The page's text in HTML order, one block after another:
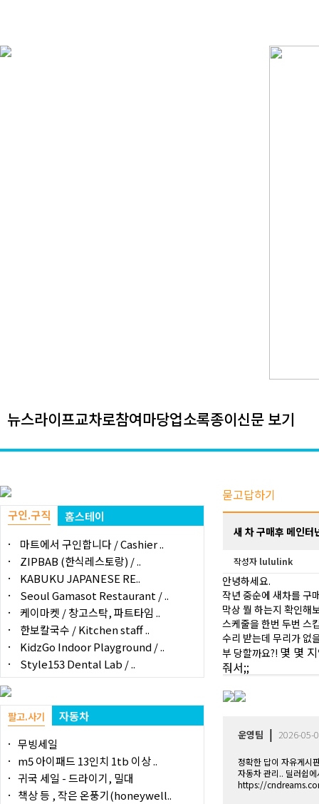
뉴스라이프교차로참여마당업소록종이신문 보기
구인.구직
홈스테이
마트에서 구인합니다 / Cashier ..
ZIPBAB (한식레스토랑) / ..
KABUKU JAPANESE RE..
Seoul Gamasot Restaurant / ..
케이마켓 / 창고스탁, 파트타임 ..
한보칼국수 / Kitchen staff ..
KidzGo Indoor Playground / ..
Style153 Dental Lab / ..
팔고.사기
자동차
무빙세일
m5 아이패드 13인치 1tb 이상 ..
귀국 세일 - 드라이기, 밀대
책상 등 , 작은 온풍기(honeywell..
묻고답하기
새 차 구매후 메인터
작성자 lululink
안녕하세요.
작년 중순에 새차를 구
막상 뭘 하는지 확인해
스케줄을 한번 두번 스
수리 받는데 무리가 없
부 당할까요?! 몇 몇
줘서;;
운영팀 | 2026-05-
정확한 답이 자유게시
자동차 관리.. 딜러쉽
https://